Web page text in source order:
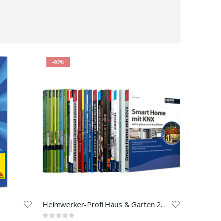
-92%
Heimwerker-Profi Haus & Garten 2.0 E-Book-Paket
Rating: